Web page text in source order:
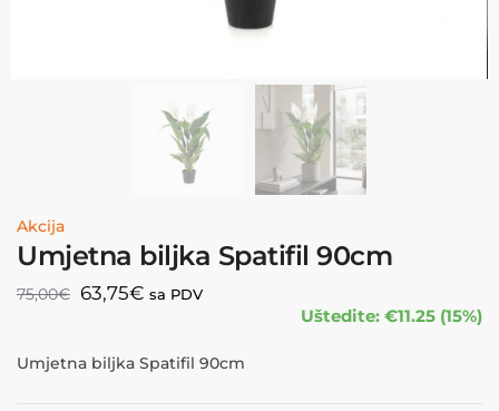
Akcija
Umjetna biljka Spatifil 90cm
75,00€ 63,75€ sa PDV
Uštedite: €11.25 (15%)
Umjetna biljka Spatifil 90cm